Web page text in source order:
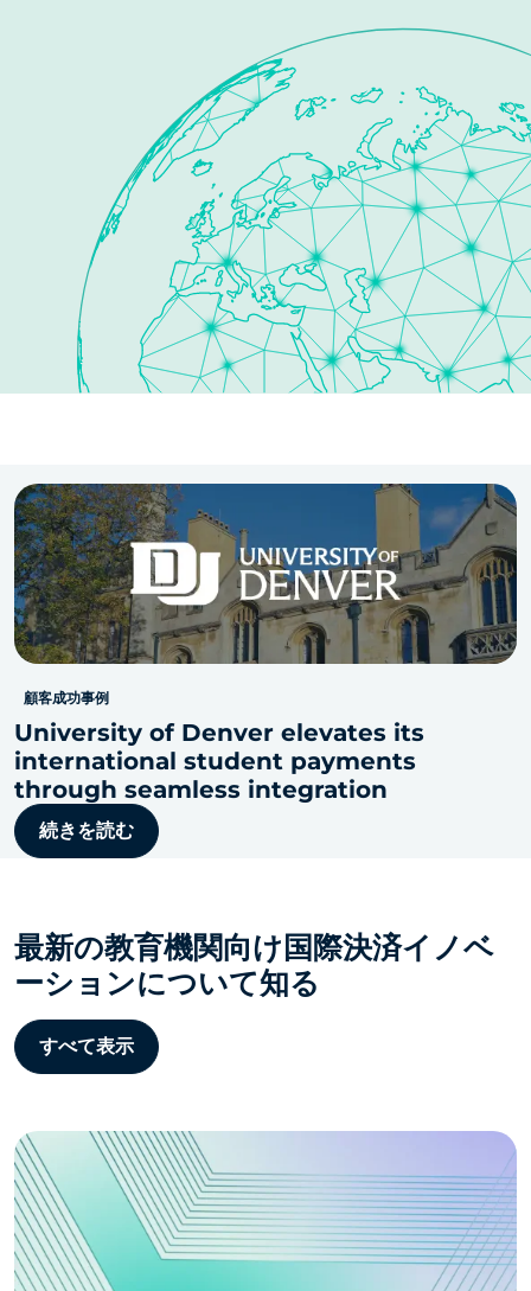
顧客成功事例
University of Denver elevates its
international student payments
through seamless integration
続きを読む
最新の教育機関向け国際決済イノベ
ーションについて知る
すべて表示